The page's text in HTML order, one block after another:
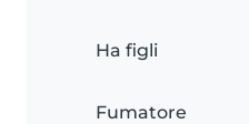
Ha figli
Fumatore